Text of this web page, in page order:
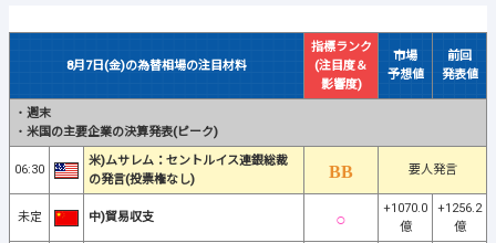
8月7日(金)の為替相場の注目材料
指標ランク
(注目度＆
影響度)
市場
予想値
前回
発表値
・ 週末
・ 米国の主要企業の決算発表(ピーク)
06:30
米)ムサレム：セントルイス連銀総裁
の発言(投票権なし)
要人発言
未定 中)貿易収支
+1070.0
億
+1256.2
億